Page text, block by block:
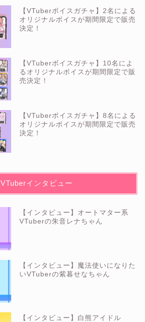
【VTuberボイスガチャ】2名による
オリジナルボイスが期間限定で販売
決定！
【VTuberボイスガチャ】10名によ
るオリジナルボイスが期間限定で販
売決定！
【VTuberボイスガチャ】8名による
オリジナルボイスが期間限定で販売
決定！
VTuberインタビュー
【インタビュー】オートマター系
VTuberの朱音レナちゃん
【インタビュー】魔法使いになりた
いVTuberの紫暮せなちゃん
【インタビュー】白熊アイドル